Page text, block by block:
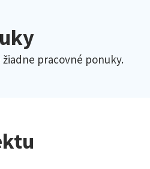
pracovné ponuky.